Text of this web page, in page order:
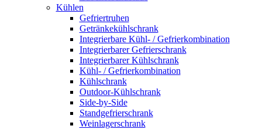
Kühlen
Gefriertruhen
Getränkekühlschrank
Integrierbare Kühl- / Gefrierkombination
Integrierbarer Gefrierschrank
Integrierbarer Kühlschrank
Kühl- / Gefrierkombination
Kühlschrank
Outdoor-Kühlschrank
Side-by-Side
Standgefrierschrank
Weinlagerschrank